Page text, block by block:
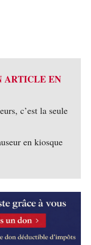
ARTICLE EN
c’est la seule
en kiosque